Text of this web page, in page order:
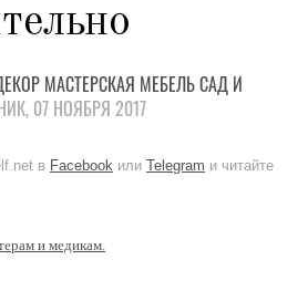
МАСТЕРСКАЯ МЕБЕЛЬСАД И
07 НОЯБРЯ 2017
в Facebook или Telegram и читайте
и медикам.